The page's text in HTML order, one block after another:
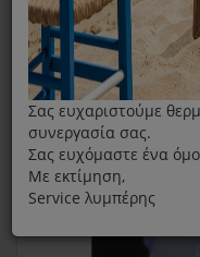
Σας ευχαριστούμε
συνεργασία σας.
Σας ευχόμαστε ένα
Με εκτίμηση,
Service λυμπέρης